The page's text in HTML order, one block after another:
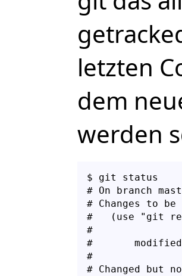
letzten
dem
werden
$ git status
# On branch
# Changes to be
#   (use "git
#
#
#
# Changed but